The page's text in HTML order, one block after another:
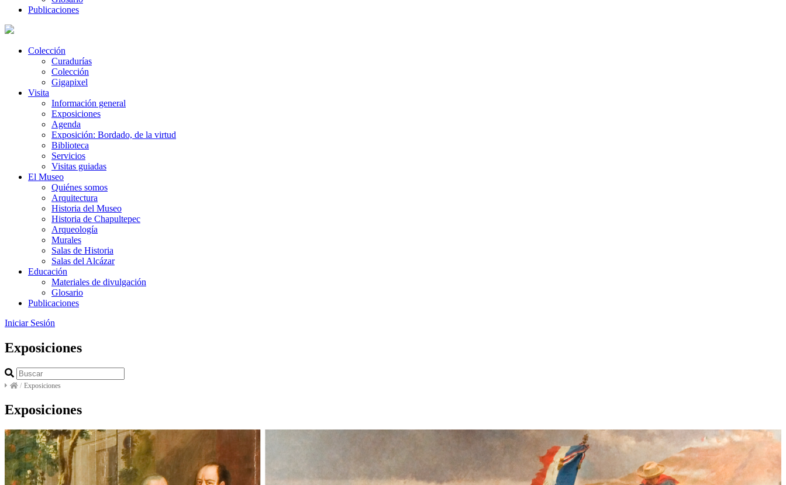
Publicaciones
Colección
Curadurías
Colección
Gigapixel
Visita
Información general
Exposiciones
Agenda
Exposición: Bordado, de la virtud
Biblioteca
Servicios
Visitas guiadas
El Museo
Quiénes somos
Arquitectura
Historia del Museo
Historia de Chapultepec
Arqueología
Murales
Salas de Historia
Salas del Alcázar
Educación
Materiales de divulgación
Glosario
Publicaciones
Iniciar Sesión
Exposiciones
/ Exposiciones
Exposiciones